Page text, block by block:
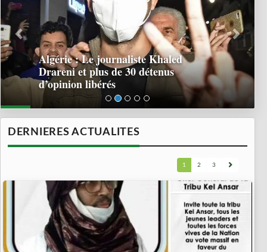
Algérie : Le journaliste Khaled
Drareni et plus de 30 détenus
d’opinion libérés
DERNIERES ACTUALITES
1 2 3